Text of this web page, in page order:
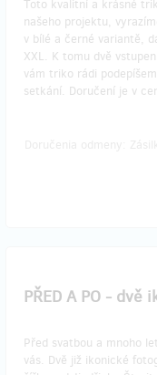
Toto kvalitní a krásné
našeho projektu,
v bílé a černé variantě,
XXL. K tomu dvě
vám triko rádi
setkání. Doručení je v
PŘED A PO -
Před svatbou a mnoho
vás. Dvě již ikonické